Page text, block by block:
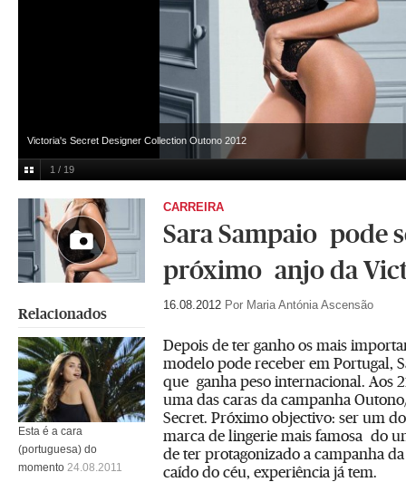
Victoria's Secret Designer Collection Outono 2012
1 / 19
CARREIRA
Sara Sampaio pode
próximo anjo da
16.08.2012 Por Maria Antónia Ascensão
Depois de ter ganho os mais
modelo pode receber em Portugal,
que ganha peso internacional. Aos
uma das caras da campanha
Secret. Próximo objectivo: ser um
marca de lingerie mais famosa do
de ter protagonizado a campanha
caído do céu, experiência já tem.
Relacionados
Esta é a cara
(portuguesa) do
momento 24.08.2011